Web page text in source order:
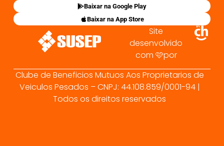
Baixar na Google Play
Baixar na App Store
Site
desenvolvido
com 🩷por
Clube de Beneficios Mutuos Aos Proprietarios de
Veiculos Pesados – CNPJ: 44.108.859/0001-94 |
Todos os direitos reservados